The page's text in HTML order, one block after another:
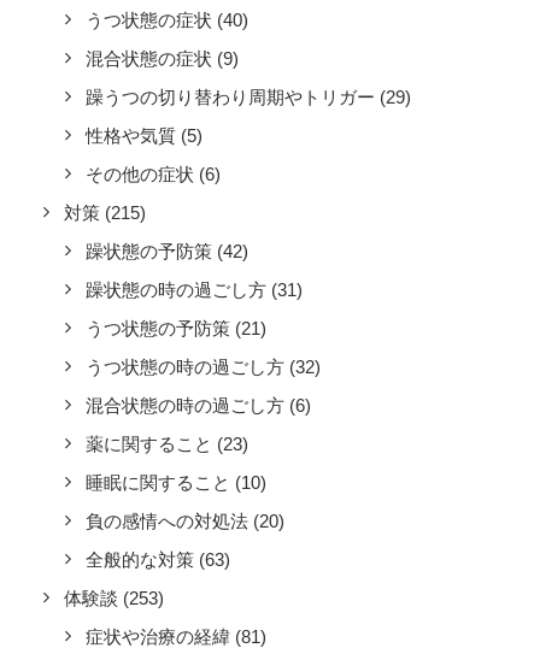
うつ状態の症状 (40)
混合状態の症状 (9)
躁うつの切り替わり周期やトリガー (29)
性格や気質 (5)
その他の症状 (6)
対策 (215)
躁状態の予防策 (42)
躁状態の時の過ごし方 (31)
うつ状態の予防策 (21)
うつ状態の時の過ごし方 (32)
混合状態の時の過ごし方 (6)
薬に関すること (23)
睡眠に関すること (10)
負の感情への対処法 (20)
全般的な対策 (63)
体験談 (253)
症状や治療の経緯 (81)